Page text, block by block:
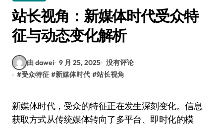
站长视角：新媒体时代受众特
征与动态变化解析
由 dawei 9 月 25, 2025 没有评论
#受众特征 #新媒体时代 #站长视角
新媒体时代，受众的特征正在发生深刻变化。信息
获取方式从传统媒体转向了多平台、即时化的模